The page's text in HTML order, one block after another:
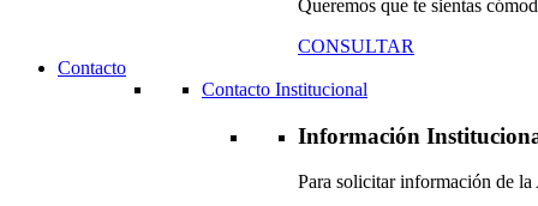
Queremos que te sientas
CONSULTAR
Contacto
Contacto Institucional
Información
Para solicitar información de